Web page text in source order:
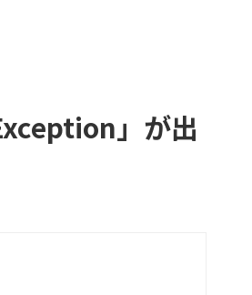
」が出